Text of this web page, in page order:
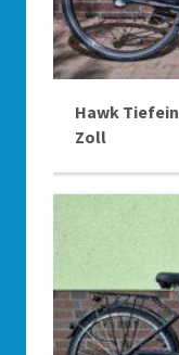
Hawk
Zoll